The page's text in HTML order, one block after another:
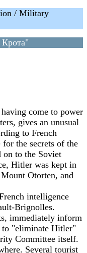
/ Military
Крота"
come to power
gives an unusual
to French
the secrets of the
on to the Soviet
Hitler was kept in
Otorten, and
intelligence
Brignolles.
immediately inform
to "eliminate Hitler"
Committee itself.
Several tourist